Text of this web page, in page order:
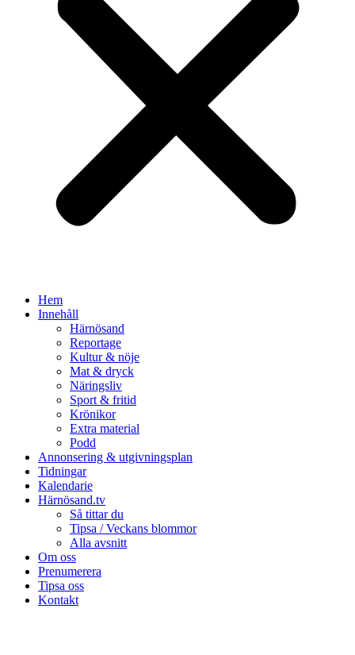
Hem
Innehåll
Härnösand
Reportage
Kultur & nöje
Mat & dryck
Näringsliv
Sport & fritid
Krönikor
Extra material
Podd
Annonsering & utgivningsplan
Tidningar
Kalendarie
Härnösand.tv
Så tittar du
Tipsa / Veckans blommor
Alla avsnitt
Om oss
Prenumerera
Tipsa oss
Kontakt